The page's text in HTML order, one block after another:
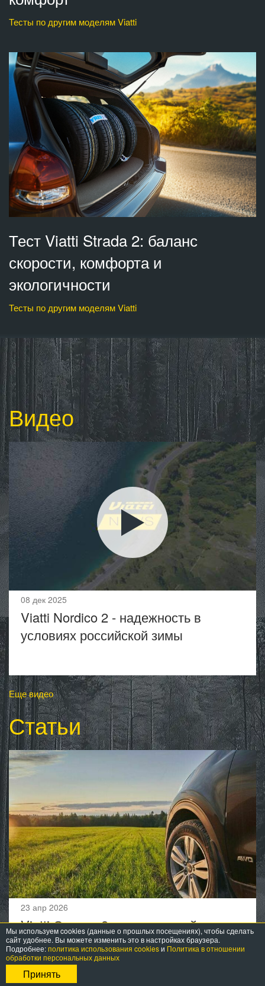
Тесты по другим моделям Viatti
Тест Viatti Strada 2: баланс
скорости, комфорта и
экологичности
Тесты по другим моделям Viatti
Видео
08 дек 2025
Viatti Nordico 2 - надежность в
условиях российской зимы
Еще видео
Статьи
23 апр 2026
Viatti Страда 2: современный подход
к летней шине
Мы используем cookies (данные о прошлых посещениях), чтобы сделать
сайт удобнее. Вы можете изменить это в настройках браузера.
Подробнее:политика использования cookiesи Политика в отношении
обработки персональных данных
Принять